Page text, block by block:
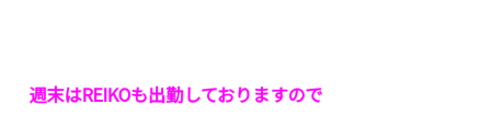
週末はREIKOも出勤しておりますので